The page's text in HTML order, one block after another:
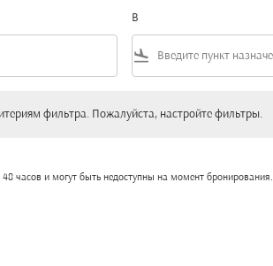
В
flight_land
фильтра. Пожалуйста, настройте фильтры.
часов и могут быть недоступны на момент бронирования.